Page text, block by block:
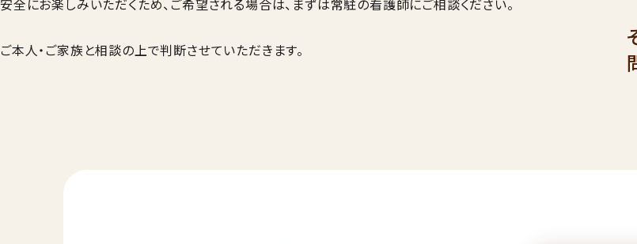
安全にお楽しみいただくため、ご希望される場合は、まずは常駐の看護師にご相談ください。
ご本人・ご家族と相談の上で判断させていただきます。